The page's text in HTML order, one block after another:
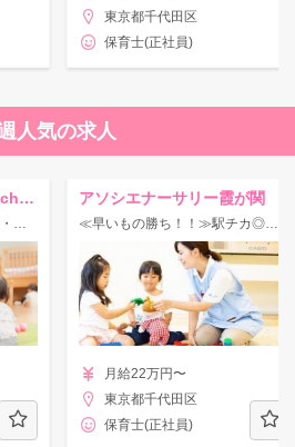
東京都千代田区
保育士(正社員)
人気の求人
キッズスクウェアOtemachi One
★月給23.3万円～★住宅手当・借り上げ社宅・引越し費用など福利厚生も充実◎
アソシエナーサリー霞が関
≪早いもの勝ち！！≫駅チカ◎土日祝休み＆休暇制度や福利厚生充実♪
月給22万円〜
東京都千代田区
保育士(正社員)